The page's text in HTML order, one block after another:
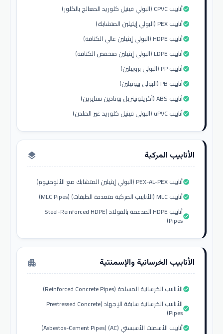
أنابيب CPVC (البولي فينيل كلوريد المعالج بالكلور)check_circle
أنابيب PEX (البولي إيثيلين المتشابك)check_circle
أنابيب HDPE (البولي إيثيلين عالي الكثافة)check_circle
أنابيب LDPE (البولي إيثيلين منخفض الكثافة)check_circle
أنابيب PP (البولي بروبيلين)check_circle
أنابيب PB (البولي بيوتيلين)check_circle
أنابيب ABS (أكريلونيتريل بوتادين ستايرين)check_circle
أنابيب uPVC (البولي فينيل كلوريد غير الملدن)check_circle
الأنابيب المركبة layers
أنابيب PEX-AL-PEX (البولي إيثيلين المتشابك مع الألومنيوم)check_circle
أنابيب MLC (الأنابيب المركبة متعددة الطبقات) (MLC Pipes)check_circle
أنابيب HDPE المدعمة بالفولاذ (Steel-Reinforced HDPE
Pipes)check_circle
الأنابيب الخرسانية والإسمنتية apartment
الأنابيب الخرسانية المسلحة (Reinforced Concrete Pipes)check_circle
الأنابيب الخرسانية سابقة الإجهاد (Prestressed Concrete
Pipes)check_circle
أنابيب الأسمنت الأسبستي (AC) (Asbestos-Cement Pipes)check_circle